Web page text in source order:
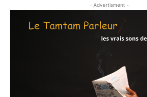
- Advertisment -